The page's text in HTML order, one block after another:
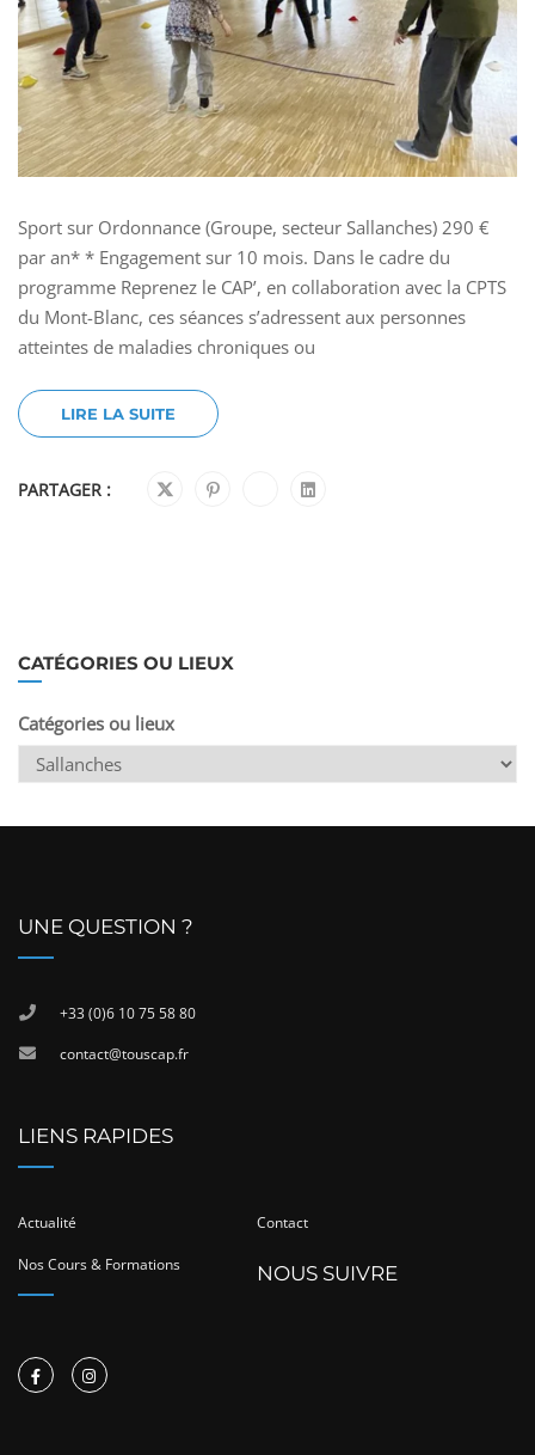
Sport sur Ordonnance (Groupe, secteur Sallanches) 290 €
par an* * Engagement sur 10 mois. Dans le cadre du
programme Reprenez le CAP’, en collaboration avec la CPTS
du Mont-Blanc, ces séances s’adressent aux personnes
atteintes de maladies chroniques ou
LIRE LA SUITE
PARTAGER :
CATÉGORIES OU LIEUX
Catégories ou lieux
UNE QUESTION ?
+33 (0)6 10 75 58 80
contact@touscap.fr
LIENS RAPIDES
Actualité Contact
Nos Cours & Formations NOUS SUIVRE